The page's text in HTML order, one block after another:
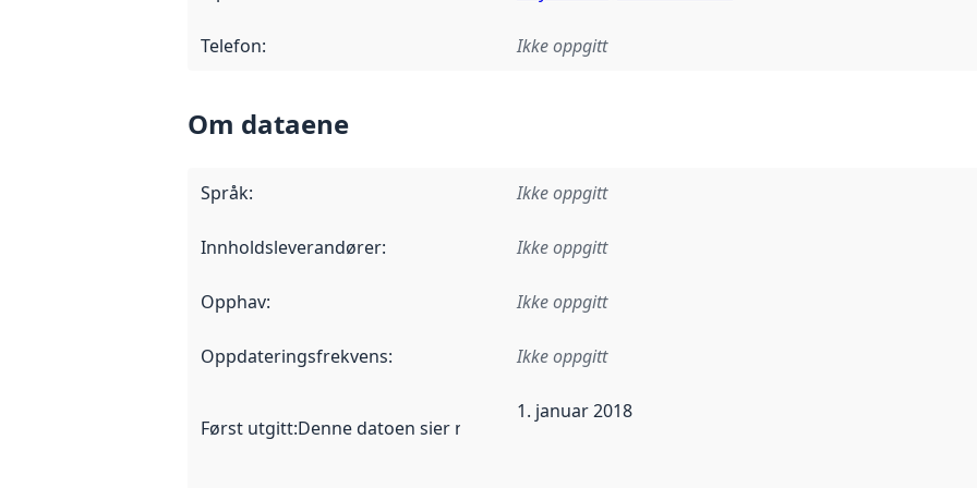
Telefon: Ikke oppgitt
Om dataene
Språk: Ikke oppgitt
Innholdsleverandører: Ikke oppgitt
Opphav: Ikke oppgitt
Oppdateringsfrekvens: Ikke oppgitt
Først utgitt:Denne datoen sier når dataene i dette datasettet første gang ble utgitt. Det kan
1. januar 2018